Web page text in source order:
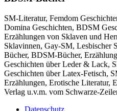
SM-Literatur, Femdom
Domina Geschichten, BDSM
Erzählungen von Sklaven und
Sklavinnen, Gay-SM, Lesbischer
Bücher, BDSM-Bücher,
Geschichten über Leder & Lack,
Geschichten über Latex-Fetisch,
Erzählungen, Erotische
Verlag u.v.m. vom Schwarze-
Datenschutz